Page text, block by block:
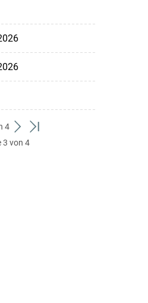
4
weiter
zum
zum
3 von 4